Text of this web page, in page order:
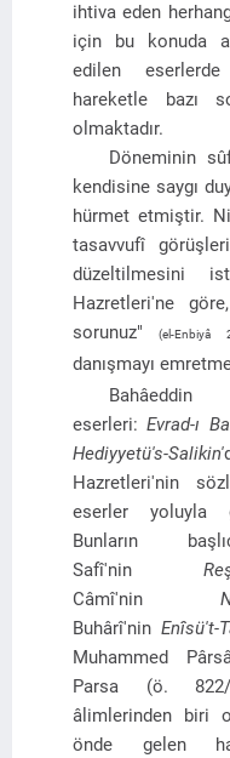
ihtiva eden
için bu konuda
edilen eserlerde
hareketle bazı
olmaktadır.
Döneminin
kendisine saygı
hürmet etmiştir.
tasavvufî
düzeltilmesini
Hazretleri'ne
sorunuz" (el-Enbiyâ
danışmayı
eserleri:Evrad-ı
Hediyyetü's-Salikin'
Hazretleri'nin
eserler yoluyla
Bunların
Safî'nin
Câmî'nin
Buhârî'nin Enîsü't-
Muhammed
Parsa (ö. 822/
âlimlerinden biri
önde gelen